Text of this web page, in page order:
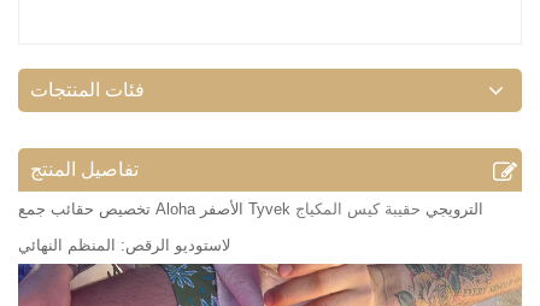
فئات المنتجات
تفاصيل المنتج
تخصيص حقائب جمع Aloha الأصفر Tyvek الترويجي حقيبة كيس المكياج
لاستوديو الرقص: المنظم النهائي